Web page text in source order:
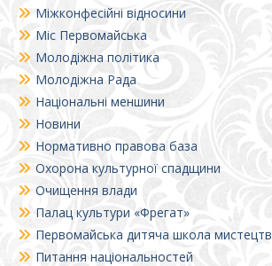
Міжконфесійні відносини
Міс Первомайська
Молодіжна політика
Молодіжна Рада
Національні меншини
Новини
Нормативно правова база
Охорона культурної спадщини
Очищення влади
Палац культури «Фрегат»
Первомайська дитяча школа мистецтв
Питання національностей